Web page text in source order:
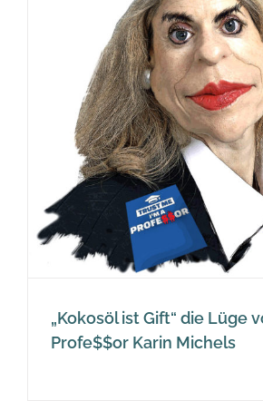
„Kokosöl ist Gift“ die Lüge
Profe$$or Karin Michels